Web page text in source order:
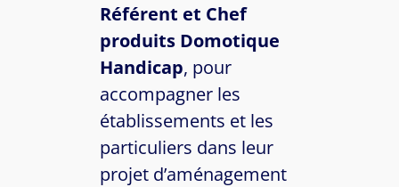
Référent et Chef
produits Domotique
Handicap, pour
accompagner les
établissements et les
particuliers dans leur
projet d’aménagement